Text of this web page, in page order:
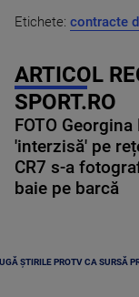
Etichete: contracte
ARTICOL
SPORT.RO
FOTO
'interzisă' pe
CR7 s-a
baie pe barcă
ȘTIRILE PROTV CA SURSĂ